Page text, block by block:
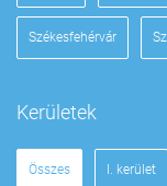
Székesfehérvár
Kerületek
Összes I. kerület